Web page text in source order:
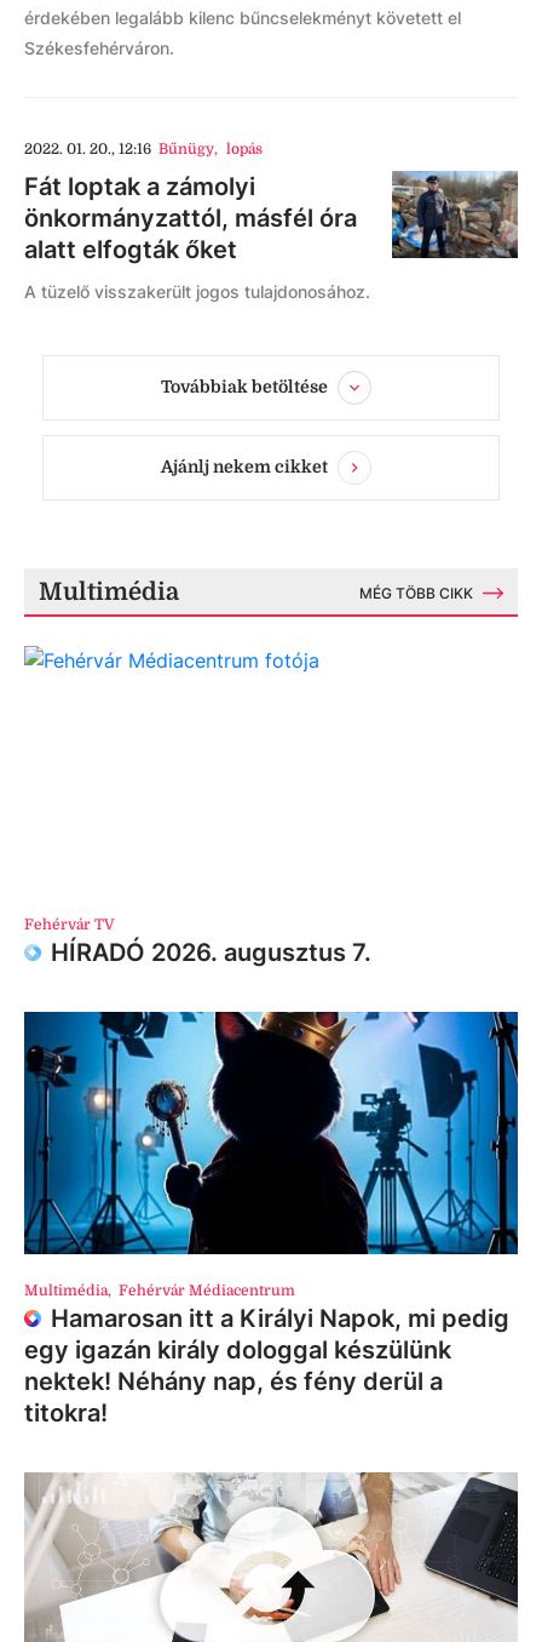
érdekében legalább kilenc bűncselekményt követett el
Székesfehérváron.
2022. 01. 20., 12:16 Bűnügy, lopás
Fát loptak a zámolyi
önkormányzattól, másfél óra
alatt elfogták őket
A tüzelő visszakerült jogos tulajdonosához.
Továbbiak betöltése
Ajánlj nekem cikket
Multimédia MÉG TÖBB CIKK
Fehérvár TV
HÍRADÓ 2026. augusztus 7.
Multimédia, Fehérvár Médiacentrum
Hamarosan itt a Királyi Napok, mi pedig
egy igazán király dologgal készülünk
nektek! Néhány nap, és fény derül a
titokra!